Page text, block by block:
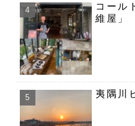
コール
維屋」
夷隅川